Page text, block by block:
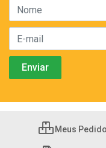
Meus